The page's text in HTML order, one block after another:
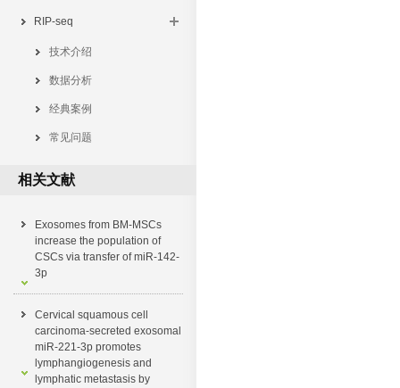
RIP-seq
技术介绍
数据分析
经典案例
常见问题
相关文献
Exosomes from BM-MSCs
increase the population of
CSCs via transfer of miR-142-
3p
Cervical squamous cell
carcinoma-secreted exosomal
miR-221-3p promotes
lymphangiogenesis and
lymphatic metastasis by